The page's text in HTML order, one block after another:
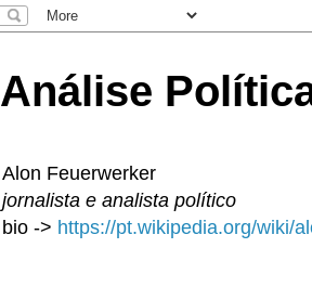
Análise
Alon Feuerwerker
jornalista e analista político
bio -> https://pt.wikipedia.org/wiki/